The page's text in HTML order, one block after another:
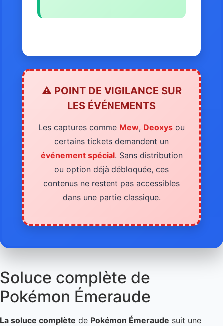
⚠️ POINT DE VIGILANCE SUR
LES ÉVÉNEMENTS
Les captures comme Mew, Deoxys ou
certains tickets demandent un
événement spécial. Sans distribution
ou option déjà débloquée, ces
contenus ne restent pas accessibles
dans une partie classique.
Soluce complète de
Pokémon Émeraude
La soluce complète de Pokémon Émeraude suit une